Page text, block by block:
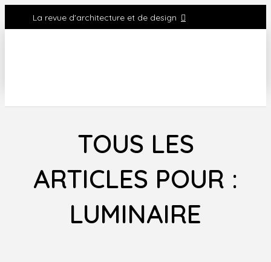
La revue d'architecture et de design
TOUS LES
ARTICLES POUR :
LUMINAIRE